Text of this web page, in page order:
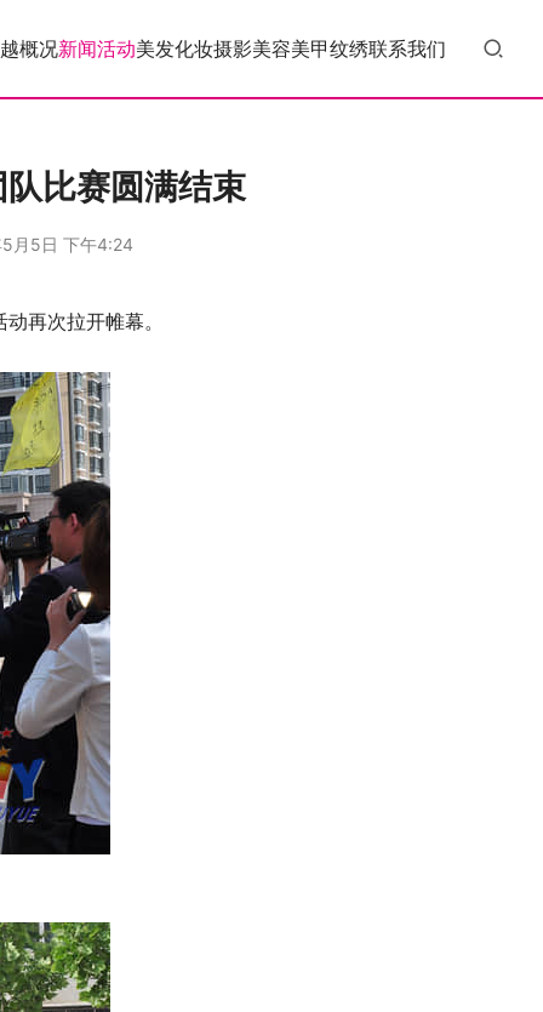
概况新闻活动美发化妆摄影美容美甲纹绣联系我们
比赛圆满结束
月5日 下午4:24
动再次拉开帷幕。